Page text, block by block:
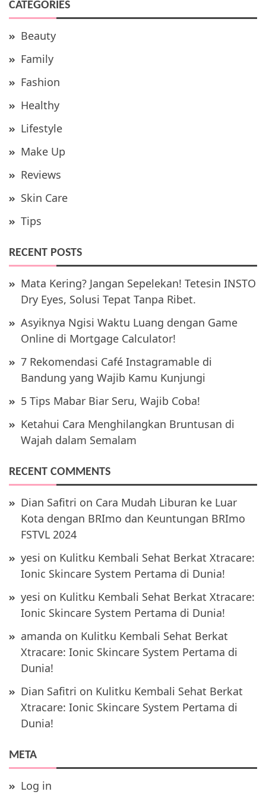
CATEGORIES
Beauty
Family
Fashion
Healthy
Lifestyle
Make Up
Reviews
Skin Care
Tips
RECENT POSTS
Mata Kering? Jangan Sepelekan! Tetesin INSTO
Dry Eyes, Solusi Tepat Tanpa Ribet.
Asyiknya Ngisi Waktu Luang dengan Game
Online di Mortgage Calculator!
7 Rekomendasi Café Instagramable di
Bandung yang Wajib Kamu Kunjungi
5 Tips Mabar Biar Seru, Wajib Coba!
Ketahui Cara Menghilangkan Bruntusan di
Wajah dalam Semalam
RECENT COMMENTS
Dian Safitri on Cara Mudah Liburan ke Luar
Kota dengan BRImo dan Keuntungan BRImo
FSTVL 2024
yesi on Kulitku Kembali Sehat Berkat Xtracare:
Ionic Skincare System Pertama di Dunia!
yesi on Kulitku Kembali Sehat Berkat Xtracare:
Ionic Skincare System Pertama di Dunia!
amanda on Kulitku Kembali Sehat Berkat
Xtracare: Ionic Skincare System Pertama di
Dunia!
Dian Safitri on Kulitku Kembali Sehat Berkat
Xtracare: Ionic Skincare System Pertama di
Dunia!
META
Log in